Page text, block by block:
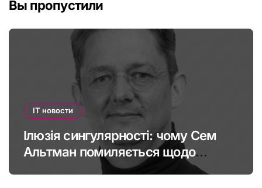
Вы пропустили
IT новости
Ілюзія сингулярності: чому Сем
Альтман помиляється щодо
штучного інтелекту